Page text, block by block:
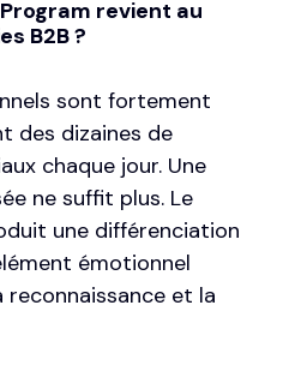
revient au
B2B ?
sont fortement
des dizaines de
chaque jour. Une
ne suffit plus. Le
une différenciation
émotionnel
et la